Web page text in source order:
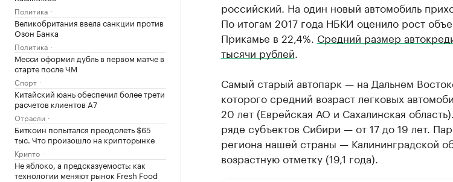
Политика
Великобритания ввела санкции против
Озон Банка
Политика
Месси оформил дубль в первом матче в
старте после ЧМ
Спорт
Китайский юань обеспечил более трети
расчетов клиентов А7
Отрасли
Биткоин попытался преодолеть $65
тыс. Что произошло на крипторынке
Крипто
Не яблоко, а предсказуемость: как
технологии меняют рынок Fresh Food
российский. На один новый автомобиль
По итогам 2017 года НБКИ оценило рост
Прикамье в 22,4%. Средний размер
тысячи рублей
Самый старый автопарк — на Дальнем
которого средний возраст легковых
20 лет (Еврейская АО и Сахалинская
ряде субъектов Сибири — от 17 до 19 лет.
региона нашей страны — Калининградской
возрастную отметку (19,1 года).